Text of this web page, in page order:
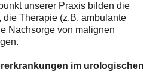
unserer Praxis bilden die
, die Therapie (z.B. ambulante
Nachsorge von malignen
im urologischen